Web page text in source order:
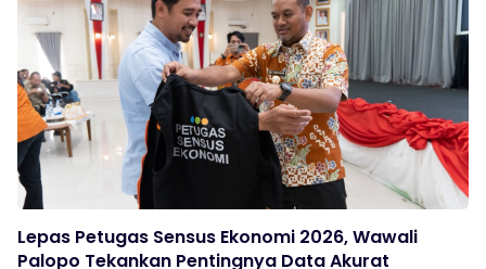
Lepas Petugas Sensus Ekonomi 2026, Wawali
Palopo Tekankan Pentingnya Data Akurat